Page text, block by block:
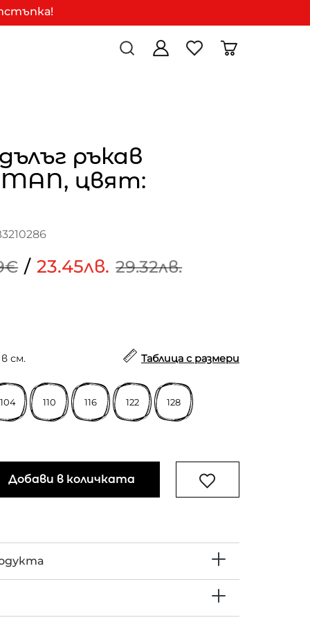
ръкав
MAN, цвят:
/ 23.45лв. 29.32лв.
см. Таблица с размери
104 110 116 122 128
Добави в количката